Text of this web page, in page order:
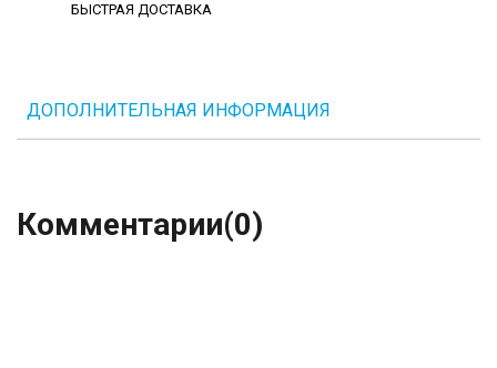
БЫСТРАЯ ДОСТАВКА
ДОПОЛНИТЕЛЬНАЯ ИНФОРМАЦИЯ
Комментарии(0)